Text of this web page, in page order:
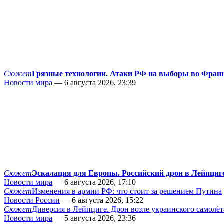
СюжетГрязные технологии. Атаки РФ на выборы во
Новости мира — 6 августа 2026, 23:39
СюжетЭскалация для Европы. Российский дрон в
Новости мира — 6 августа 2026, 17:10
СюжетИзменения в армии РФ: что стоит за решением Путина
Новости России — 6 августа 2026, 15:22
СюжетДиверсия в Лейпциге. Дрон возле украинского
Новости мира — 5 августа 2026, 23:36